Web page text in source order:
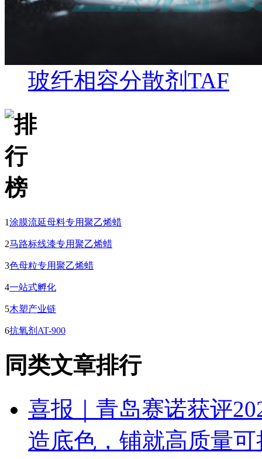
玻纤相容分散剂TAF
1涂膜流延母料专用聚乙烯蜡
2马路标线漆专用聚乙烯蜡
3色母粒专用聚乙烯蜡
4一站式孵化
5木塑产业链
6抗氧剂AT-900
同类文章排行
喜报｜青岛赛诺获评
造底色，铺就高质量